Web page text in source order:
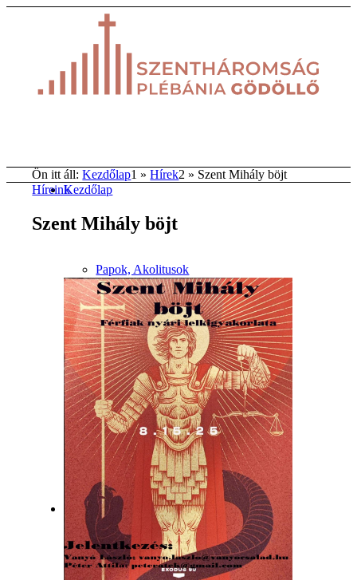
Kezdőlap
Papok, Akolitusok
Templomok
Új vagyok itt
Hivatali ügyek
Ön itt áll: Kezdőlap1 »Hírek2 » Szent Mihály böjt
Híreink
Szent Mihály böjt